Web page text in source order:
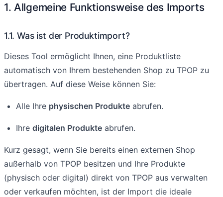
1. Allgemeine Funktionsweise des Imports
1.1. Was ist der Produktimport?
Dieses Tool ermöglicht Ihnen, eine Produktliste
automatisch von Ihrem bestehenden Shop zu TPOP zu
übertragen. Auf diese Weise können Sie:
Alle Ihre physischen Produkte abrufen.
Ihre digitalen Produkte abrufen.
Kurz gesagt, wenn Sie bereits einen externen Shop
außerhalb von TPOP besitzen und Ihre Produkte
(physisch oder digital) direkt von TPOP aus verwalten
oder verkaufen möchten, ist der Import die ideale